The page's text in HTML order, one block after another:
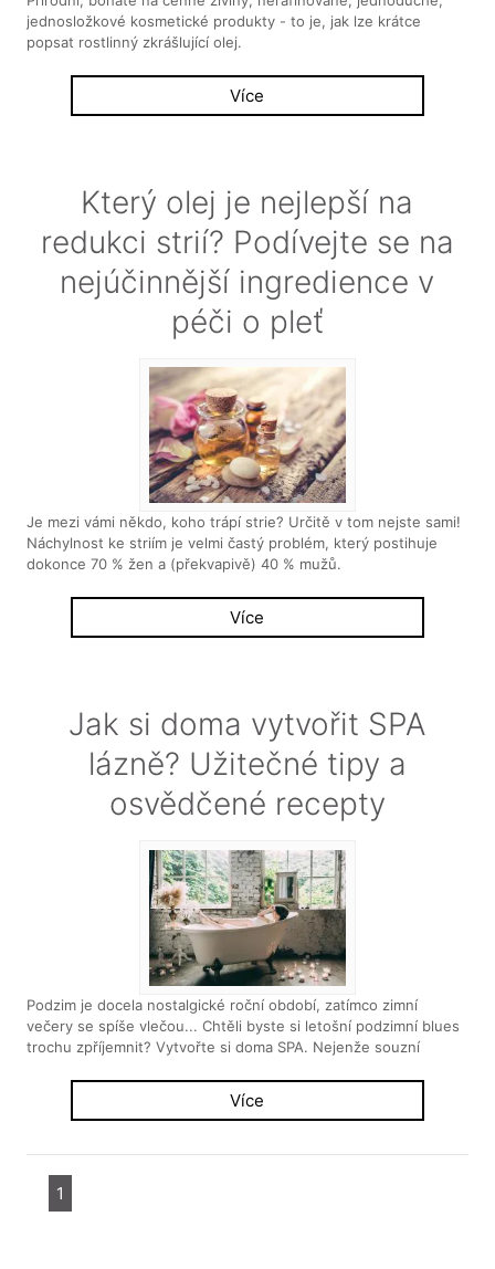
jednosložkové kosmetické produkty - to je, jak lze krátce
popsat rostlinný zkrášlující olej.
Více
Který olej je nejlepší na
redukci strií? Podívejte se na
nejúčinnější ingredience v
péči o pleť
Je mezi vámi někdo, koho trápí strie? Určitě v tom nejste sami!
Náchylnost ke striím je velmi častý problém, který postihuje
dokonce 70 % žen a (překvapivě) 40 % mužů.
Více
Jak si doma vytvořit SPA
lázně? Užitečné tipy a
osvědčené recepty
Podzim je docela nostalgické roční období, zatímco zimní
večery se spíše vlečou... Chtěli byste si letošní podzimní blues
trochu zpříjemnit? Vytvořte si doma SPA. Nejenže souzní
Více
1